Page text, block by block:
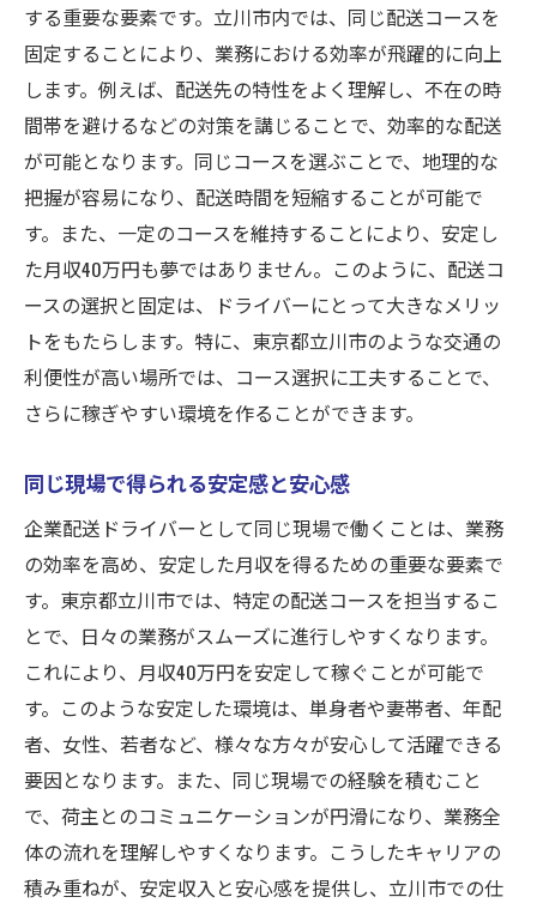
する重要な要素です。立川市内では、同じ配送コースを
固定することにより、業務における効率が飛躍的に向上
します。例えば、配送先の特性をよく理解し、不在の時
間帯を避けるなどの対策を講じることで、効率的な配送
が可能となります。同じコースを選ぶことで、地理的な
把握が容易になり、配送時間を短縮することが可能で
す。また、一定のコースを維持することにより、安定し
た月収40万円も夢ではありません。このように、配送コ
ースの選択と固定は、ドライバーにとって大きなメリッ
トをもたらします。特に、東京都立川市のような交通の
利便性が高い場所では、コース選択に工夫することで、
さらに稼ぎやすい環境を作ることができます。
同じ現場で得られる安定感と安心感
企業配送ドライバーとして同じ現場で働くことは、業務
の効率を高め、安定した月収を得るための重要な要素で
す。東京都立川市では、特定の配送コースを担当するこ
とで、日々の業務がスムーズに進行しやすくなります。
これにより、月収40万円を安定して稼ぐことが可能で
す。このような安定した環境は、単身者や妻帯者、年配
者、女性、若者など、様々な方々が安心して活躍できる
要因となります。また、同じ現場での経験を積むこと
で、荷主とのコミュニケーションが円滑になり、業務全
体の流れを理解しやすくなります。こうしたキャリアの
積み重ねが、安定収入と安心感を提供し、立川市での仕